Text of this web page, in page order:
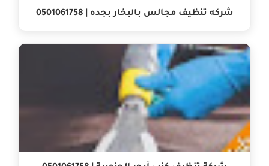
شركه تنظيف مجالس بالبخار بجده | 0501061758